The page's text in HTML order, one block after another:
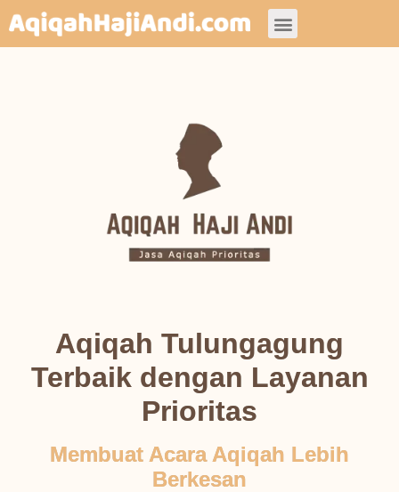
Aqiqah Tulungagung
Terbaik dengan Layanan
Prioritas
Membuat Acara Aqiqah Lebih
Berkesan